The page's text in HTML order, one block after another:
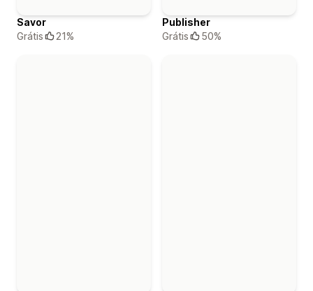
Savor
Grátis
21%
Publisher
Grátis
50%